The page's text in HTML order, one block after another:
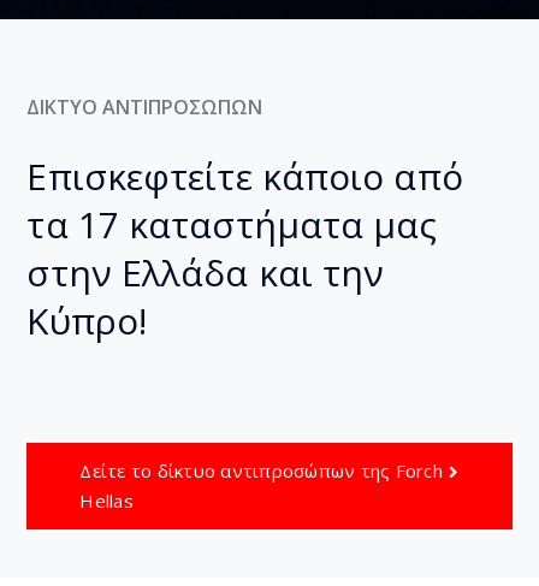
ΔΙΚΤΥΟ ΑΝΤΙΠΡΟΣΩΠΩΝ
Επισκεφτείτε κάποιο από
τα 17 καταστήματα μας
στην Ελλάδα και την
Κύπρο!
Δείτε το δίκτυο αντιπροσώπων της Forch
Hellas